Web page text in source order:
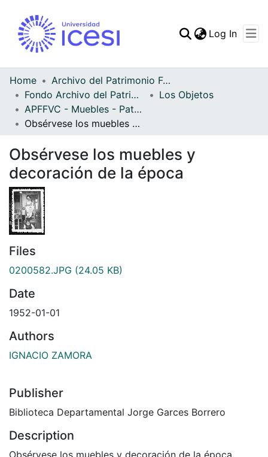
Statistics
Log In
Home
Archivo del Patrimonio Fotográfico y Fílmico del Valle del Cauca
Fondo Archivo del Patrimonio Fotográfico y Fílmico del Valle del Cauca
Los Objetos
APFFVC - Muebles - Patrimonial
Obsérvese los muebles y decoración de la época
Obsérvese los muebles y
decoración de la época
Files
0200582.JPG (24.05 KB)
Date
1952-01-01
Authors
IGNACIO ZAMORA
Publisher
Biblioteca Departamental Jorge Garces Borrero
Description
Obsérvese los muebles y decoración de la época.